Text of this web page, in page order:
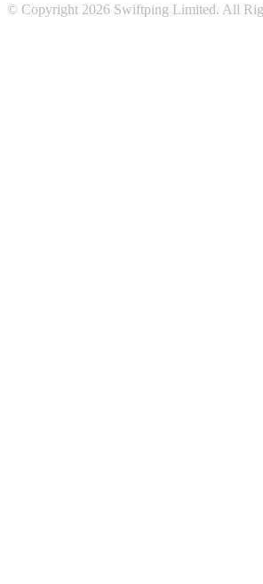
© Copyright 2026 Swiftping Limited. All